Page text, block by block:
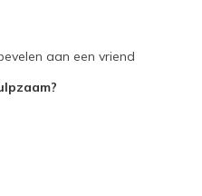
aan een vriend